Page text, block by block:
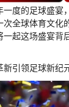
一度的足球盛宴
次全球体育文化
一起这场盛宴背
新引领足球新纪